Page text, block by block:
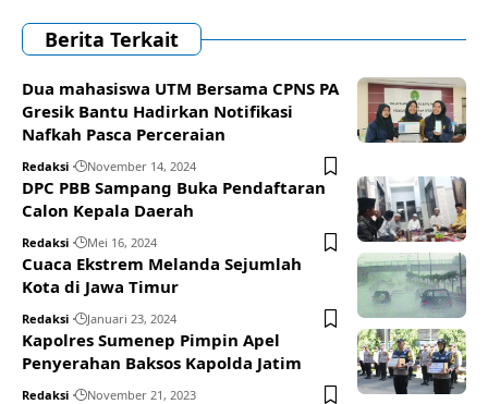
Berita Terkait
Dua mahasiswa UTM Bersama CPNS PA
Gresik Bantu Hadirkan Notifikasi
Nafkah Pasca Perceraian
Redaksi November 14, 2024
DPC PBB Sampang Buka Pendaftaran
Calon Kepala Daerah
Redaksi Mei 16, 2024
Cuaca Ekstrem Melanda Sejumlah
Kota di Jawa Timur
Redaksi Januari 23, 2024
Kapolres Sumenep Pimpin Apel
Penyerahan Baksos Kapolda Jatim
Redaksi November 21, 2023